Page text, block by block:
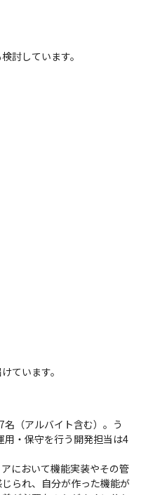
討しています。
ています。
（アルバイト含む）。う
用・保守を行う開発担当は4
において機能実装やその管
られ、自分が作った機能が